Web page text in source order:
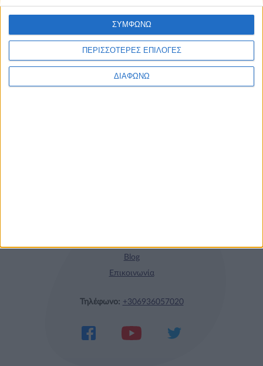
ΠΕΡΙΣΣΟΤΕΡΕΣ ΕΠΙΛΟΓΕΣ
ΔΙΑΦΩΝΩ
ΣΥΜΦΩΝΩΤα νέα της αγοράς
Φυτικά Εναλλακτικά
Κρέατος Garden
Gourmet: θρέψη και
απόλαυση σε κάθε
γεύμα!
9 ΔΕΚ
Blog
Επικοινωνία
Τηλέφωνο: +306936057020